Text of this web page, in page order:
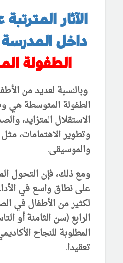
الآثار
داخل المدرسة
الطفولة
وبالنسبة لعدید من
الطفولة المتوسطة ھي
الاستقلال المتزايد،
وتطویر الاهتمامات،
والموسيقى.
ومع ذلك، فإن التحول
على نطاق واسع في
لكثير من الأطفال في
الرابع (سن الثامنة أو
المطلوبة للنجاح
تعقيدا.